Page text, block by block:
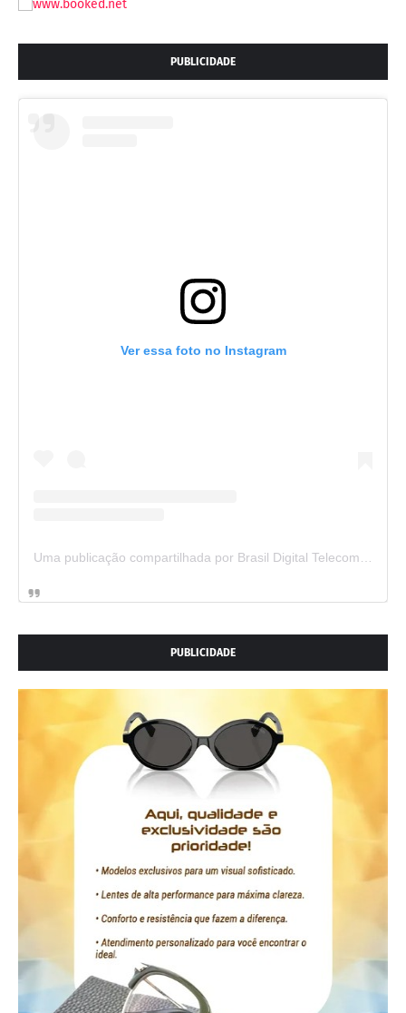
PUBLICIDADE
Ver essa foto no Instagram
Uma publicação compartilhada por Brasil Digital Telecom (@brasildigitaltelecom)
PUBLICIDADE